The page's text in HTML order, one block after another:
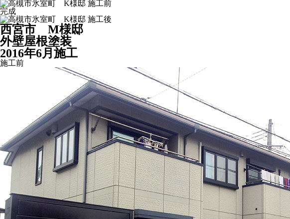
完成
西宮市 M様邸
外壁屋根塗装
2016年6月施工
施工前